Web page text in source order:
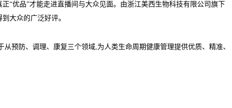
“优品”才能走进直播间与大众见面。由浙江美西生物科技有限公司旗下
大众的广泛好评。
预防、调理、康复三个领域,为人类生命周期健康管理提供优质、精准、